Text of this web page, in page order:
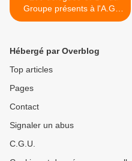
Groupe présents à l'A.G.
Carrefour du 17 Mai.
Hébergé par Overblog
Top articles
Pages
Contact
Signaler un abus
C.G.U.